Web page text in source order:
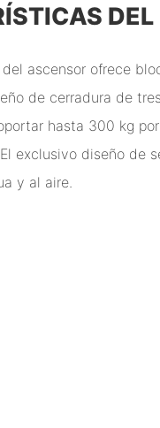
DEL
ascensor ofrece
de cerradura de
hasta 300 kg
exclusivo diseño de
y al aire.